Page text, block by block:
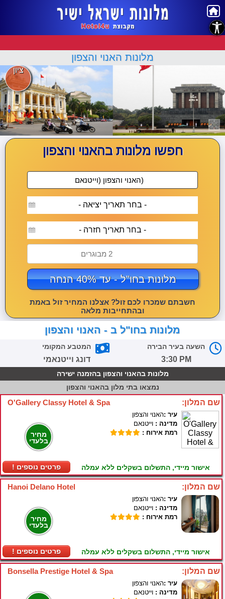
מלונות האנוי והצפון
ציון
חפשו מלונות בהאנוי והצפון
- בחר תאריך יציאה -
- בחר תאריך חזרה -
2 מבוגרים
מלונות בחו"ל - עד 40% הנחה
חשבתם שמכרו לכם זול? אצלנו המחיר זול באמת
ובהתחייבות מלאה
מלונות בחו"ל ב - האנוי והצפון
המטבע המקומי
דונג וייטנאמי
השעה בעיר הבירה
3:30 PM
מלונות בהאנוי והצפון בהזמנה ישירה
נמצאובתי מלון בהאנוי והצפון
O'Gallery Classy Hotel & Spa שם המלון:
מחיר
בלעדי
! פרטים נוספים
עיר :האנוי והצפון
מדינה : וייטנאם
רמת אירוח :
אישור מיידי, התשלום בשקלים ללא עמלה
Hanoi Delano Hotel שם המלון:
מחיר
בלעדי
! פרטים נוספים
עיר :האנוי והצפון
מדינה : וייטנאם
רמת אירוח :
אישור מיידי, התשלום בשקלים ללא עמלה
Bonsella Prestige Hotel & Spa שם המלון:
עיר :האנוי והצפון
מדינה : וייטנאם
נגישות